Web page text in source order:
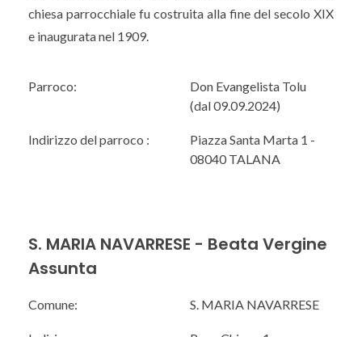
chiesa parrocchiale fu costruita alla fine del secolo XIX
e inaugurata nel 1909.
Parroco:
Don Evangelista Tolu
(dal 09.09.2024)
Indirizzo del parroco :
Piazza Santa Marta 1 -
08040 TALANA
S. MARIA NAVARRESE - Beata Vergine
Assunta
Comune: S. MARIA NAVARRESE